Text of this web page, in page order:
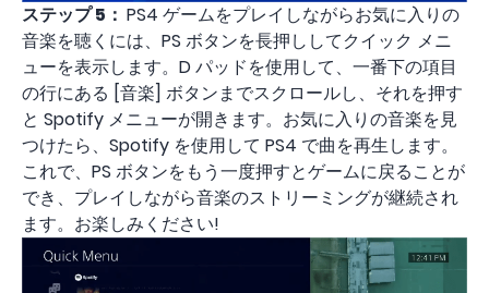
ステップ 5： PS4 ゲームをプレイしながらお気に入りの
音楽を聴くには、PS ボタンを長押ししてクイック メニ
ューを表示します。D パッドを使用して、一番下の項目
の行にある [音楽] ボタンまでスクロールし、それを押す
と Spotify メニューが開きます。お気に入りの音楽を見
つけたら、Spotify を使用して PS4 で曲を再生します。
これで、PS ボタンをもう一度押すとゲームに戻ることが
でき、プレイしながら音楽のストリーミングが継続され
ます。お楽しみください!